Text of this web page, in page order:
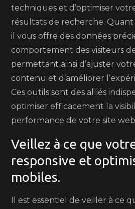
techniques et d’optimiser
résultats de recherche. Quant
il vous offre des données
comportement des visiteurs
permettant ainsi d’ajuster
contenu et d’améliorer
Ces outils sont des alliés
optimiser efficacement la
performance de votre site
Veillez à ce que
responsive et
mobiles.
Il est essentiel de veiller à ce